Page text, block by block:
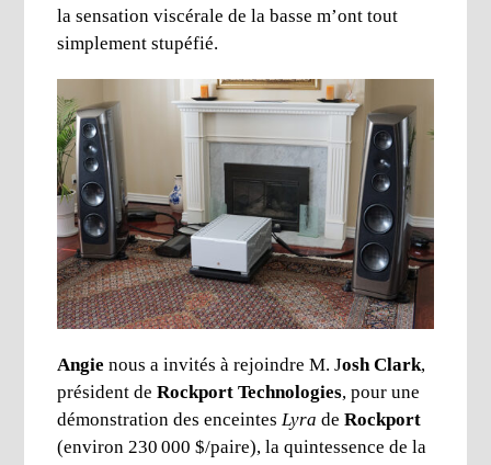
la sensation viscérale de la basse m’ont tout
simplement stupéfié.
Angie nous a invités à rejoindre M. Josh Clark,
président deRockport Technologies, pour une
démonstration des enceintesLyra deRockport
(environ 230 000 $/paire), la quintessence de la